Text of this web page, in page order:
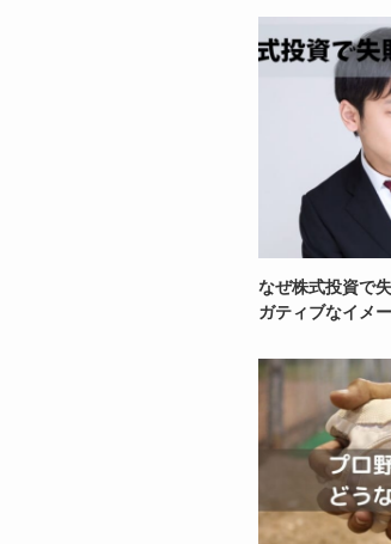
なぜ株式投資で
ガティブなイメ